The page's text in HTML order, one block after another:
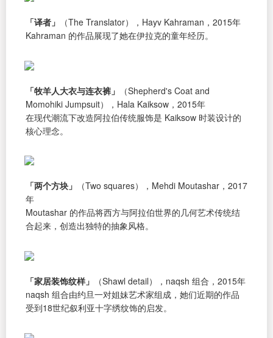
「译者」
（The Translator），Hayv Kahraman，2015年
Kahraman 的作品展现了她在伊拉克的童年经历。
「牧羊人大衣与连衣裤」
（Shepherd's Coat and
Momohiki Jumpsuit），Hala Kaiksow，2015年
在现代潮流下改造阿拉伯传统服饰是 Kaiksow 时装设计的
核心理念。
「两个方块」
（Two squares），Mehdi Moutashar，2017
年
Moutashar 的作品将西方与阿拉伯世界的几何艺术传统结
合起来，创造出独特的抽象风格。
「家居装饰纹样」
（Shawl detail），naqsh 组合，2015年
naqsh 组合由约旦一对姐妹艺术家组成，她们近期的作品
受到18世纪叙利亚十字绣纹饰的启发。